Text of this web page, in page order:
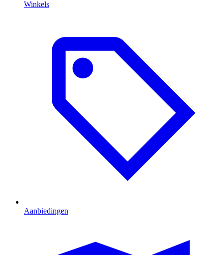
Winkels
Aanbiedingen